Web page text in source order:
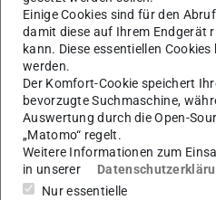
verknüpft Erfassung und
Messgeräten ein, bereitet die
diese, optimiert zwischen
Eigenerzeugung und liefert
Nachhaltigkeitsberichte. „Wir
leidenschaftliche Befürworter
die Kraft der Digitalisierung
schreibt das Start-up auf
Einige Cookies sind für den
damit diese auf Ihrem Endgerät
kann. Diese essentiellen
werden.
Der Komfort-Cookie speichert
bevorzugte Suchmaschine,
Auswertung durch die Open-
„Matomo“ regelt.
Weitere Informationen zum
in unserer
Nur essentielle